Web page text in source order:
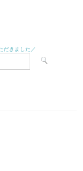
だきました／